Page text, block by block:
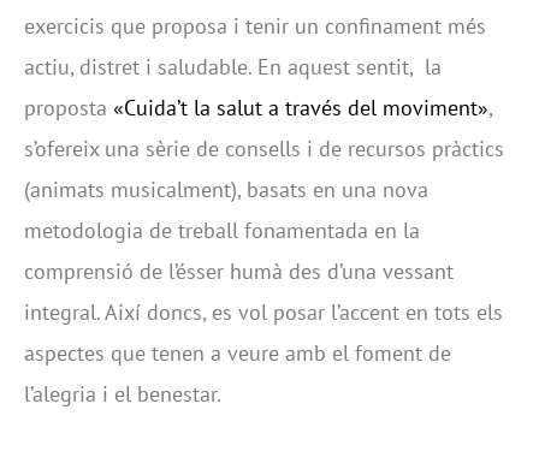
exercicis que proposa i tenir un confinament més
actiu, distret i saludable. En aquest sentit, la
proposta «Cuida’t la salut a través del moviment»,
s’ofereix una sèrie de consells i de recursos pràctics
(animats musicalment), basats en una nova
metodologia de treball fonamentada en la
comprensió de l’ésser humà des d’una vessant
integral. Així doncs, es vol posar l’accent en tots els
aspectes que tenen a veure amb el foment de
l’alegria i el benestar.